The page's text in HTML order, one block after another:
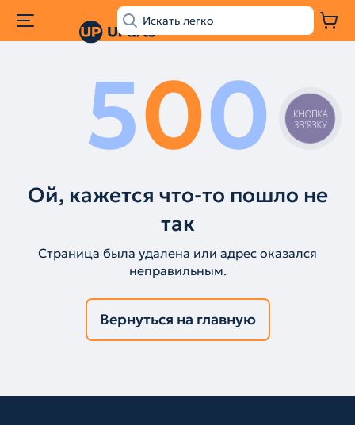
500
Ой, кажется что-то пошло не
так
Страница была удалена или адрес оказался
неправильным.
Вернуться на главную
КНОПКА
ЗВ'ЯЗКУ